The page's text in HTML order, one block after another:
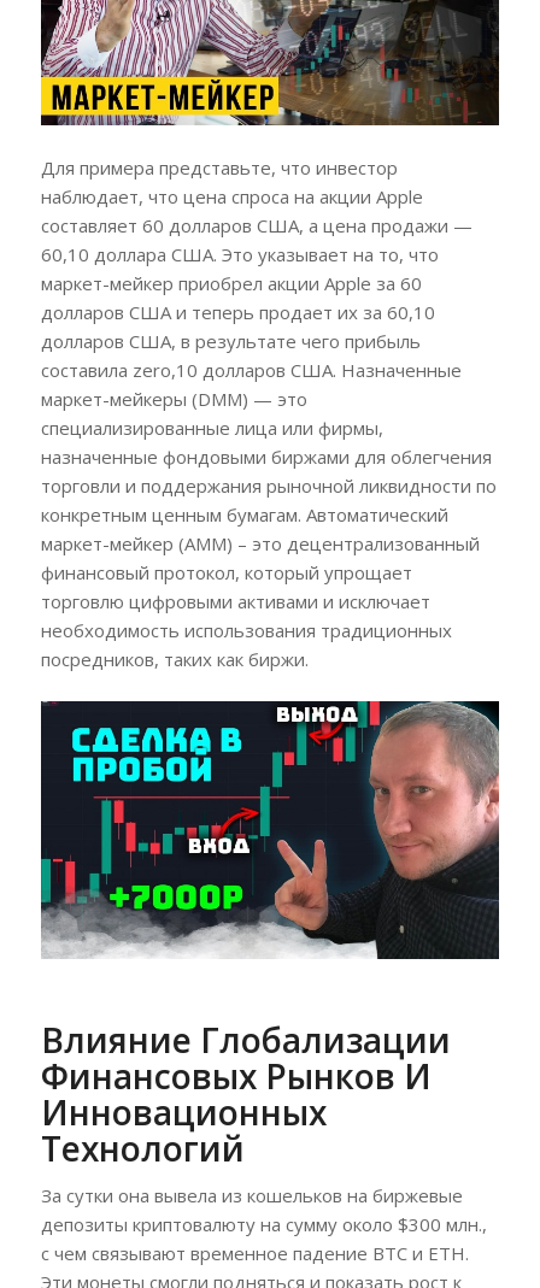
Для примера представьте, что инвестор
наблюдает, что цена спроса на акции Apple
составляет 60 долларов США, а цена продажи —
60,10 доллара США. Это указывает на то, что
маркет-мейкер приобрел акции Apple за 60
долларов США и теперь продает их за 60,10
долларов США, в результате чего прибыль
составила zero,10 долларов США. Назначенные
маркет-мейкеры (DMM) — это
специализированные лица или фирмы,
назначенные фондовыми биржами для облегчения
торговли и поддержания рыночной ликвидности по
конкретным ценным бумагам. Автоматический
маркет-мейкер (AMM) – это децентрализованный
финансовый протокол, который упрощает
торговлю цифровыми активами и исключает
необходимость использования традиционных
посредников, таких как биржи.
Влияние Глобализации
Финансовых Рынков И
Инновационных
Технологий
За сутки она вывела из кошельков на биржевые
депозиты криптовалюту на сумму около $300 млн.,
с чем связывают временное падение BTC и ETH.
Эти монеты смогли подняться и показать рост к